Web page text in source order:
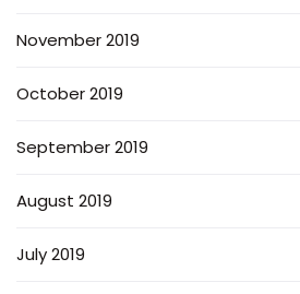
November 2019
October 2019
September 2019
August 2019
July 2019